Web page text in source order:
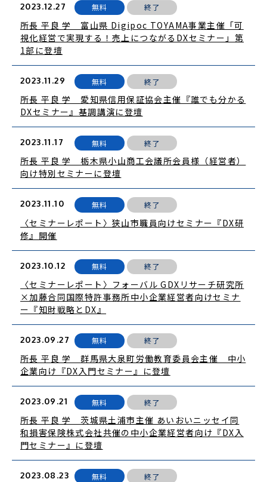
2023.12.27 無料 終了
所長 平良 学 富山県 Digipoc TOYAMA事業主催「可
視化経営で実現する！売上につながるDXセミナー」第
1部に登壇
2023.11.29 無料 終了
所長 平良 学 愛知県信用保証協会主催『誰でも分かる
DXセミナー』基調講演に登壇
2023.11.17 無料 終了
所長 平良 学 栃木県小山商工会議所会員様（経営者）
向け特別セミナーに登壇
2023.11.10 無料 終了
〈セミナーレポート〉狭山市職員向けセミナー『DX研
修』開催
2023.10.12 無料 終了
〈セミナーレポート〉フォーバル GDXリサーチ研究所
×加藤合同国際特許事務所中小企業経営者向けセミナ
ー『知財戦略とDX』
2023.09.27 無料 終了
所長 平良 学 群馬県大泉町労働教育委員会主催 中小
企業向け『DX入門セミナー』に登壇
2023.09.21 無料 終了
所長 平良 学 茨城県土浦市主催 あいおいニッセイ同
和損害保険株式会社共催の中小企業経営者向け『DX入
門セミナー』に登壇
2023.08.23 無料 終了